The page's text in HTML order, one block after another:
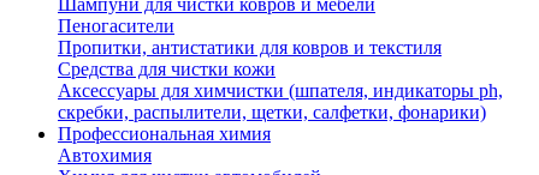
Шампуни для чистки ковров и мебели
Пеногасители
Пропитки, антистатики для ковров и текстиля
Средства для чистки кожи
Аксессуары для химчистки (шпателя, индикаторы ph,
скребки, распылители, щетки, салфетки, фонарики)
Профессиональная химия
Автохимия